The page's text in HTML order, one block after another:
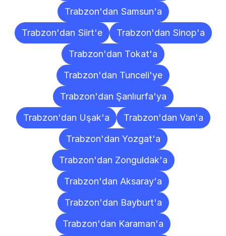
Trabzon'dan Samsun'a
Trabzon'dan Siirt'e
Trabzon'dan Sinop'a
Trabzon'dan Tokat'a
Trabzon'dan Tunceli'ye
Trabzon'dan Şanlıurfa'ya
Trabzon'dan Uşak'a
Trabzon'dan Van'a
Trabzon'dan Yozgat'a
Trabzon'dan Zonguldak'a
Trabzon'dan Aksaray'a
Trabzon'dan Bayburt'a
Trabzon'dan Karaman'a